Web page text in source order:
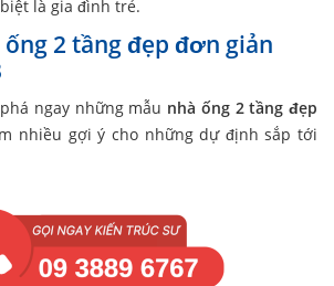
là gia đình trẻ.
2 tầng đẹp đơn giản
ngay những mẫu nhà ống 2 tầng đẹp
nhiều gợi ý cho những dự định sắp tới